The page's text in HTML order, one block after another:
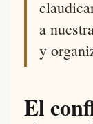
a
y
El